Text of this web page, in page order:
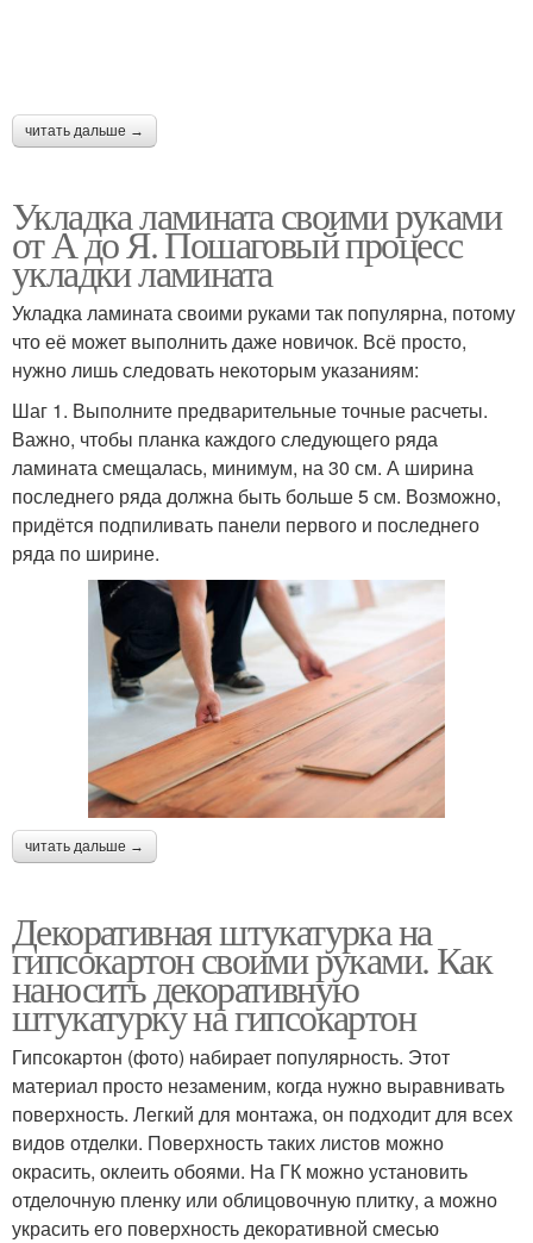
читать дальше →
Укладка ламината своими руками
от А до Я. Пошаговый процесс
укладки ламината
Укладка ламината своими руками так популярна, потому
что её может выполнить даже новичок. Всё просто,
нужно лишь следовать некоторым указаниям:
Шаг 1. Выполните предварительные точные расчеты.
Важно, чтобы планка каждого следующего ряда
ламината смещалась, минимум, на 30 см. А ширина
последнего ряда должна быть больше 5 см. Возможно,
придётся подпиливать панели первого и последнего
ряда по ширине.
читать дальше →
Декоративная штукатурка на
гипсокартон своими руками. Как
наносить декоративную
штукатурку на гипсокартон
Гипсокартон (фото) набирает популярность. Этот
материал просто незаменим, когда нужно выравнивать
поверхность. Легкий для монтажа, он подходит для всех
видов отделки. Поверхность таких листов можно
окрасить, оклеить обоями. На ГК можно установить
отделочную пленку или облицовочную плитку, а можно
украсить его поверхность декоративной смесью